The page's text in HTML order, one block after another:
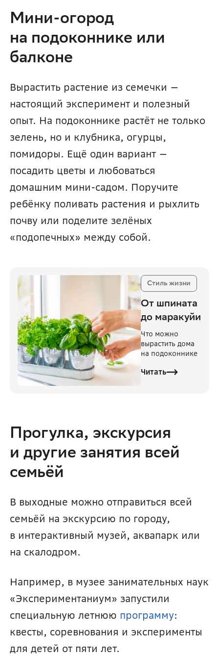
Мини-огород
на подоконнике или
балконе
Вырастить растение из семечки —
настоящий эксперимент и полезный
опыт. На подоконнике растёт не только
зелень, но и клубника, огурцы,
помидоры. Ещё один вариант —
посадить цветы и любоваться
домашним мини-садом. Поручите
ребёнку поливать растения и рыхлить
почву или поделите зелёных
«подопечных» между собой.
Стиль жизни
От шпината
до маракуйи
Что можно
вырастить дома
на подоконнике
Читать
Прогулка, экскурсия
и другие занятия всей
семьёй
В выходные можно отправиться всей
семьёй на экскурсию по городу,
в интерактивный музей, аквапарк или
на скалодром.
Например, в музее занимательных наук
«Экспериментаниум» запустили
специальную летнюю программу:
квесты, соревнования и эксперименты
для детей от пяти лет.